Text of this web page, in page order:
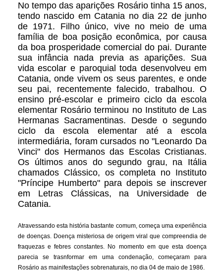
No tempo das aparições Rosário tinha 15 anos,
tendo nascido em Catania no dia 22 de junho
de 1971. Filho único, vive no meio de uma
família de boa posição econômica, por causa
da boa prosperidade comercial do pai. Durante
sua infância nada previa as aparições. Sua
vida escolar e paroquial toda desenvolveu em
Catania, onde vivem os seus parentes, e onde
seu pai, recentemente falecido, trabalhou. O
ensino pré-escolar e primeiro ciclo da escola
elementar Rosário terminou no Instituto de Las
Hermanas Sacramentinas. Desde o segundo
ciclo da escola elementar até a escola
intermediária, foram cursados no "Leonardo Da
Vinci" dos Hermanos das Escolas Cristianas.
Os últimos anos do segundo grau, na Itália
chamados Clássico, os completa no Instituto
"Príncipe Humberto" para depois se inscrever
em Letras Clássicas, na Universidade de
Catania.
Atravessando esta história bastante comum, começa uma experiência
de doenças. Doença misteriosa de origem viral que compreendia de
fraquezas e febres constantes. No momento em que esta doença
parecia se trasnformar em uma condenação, começaram para
Rosário as mainifestações sobrenaturais, no dia 04 de maio de 1986.